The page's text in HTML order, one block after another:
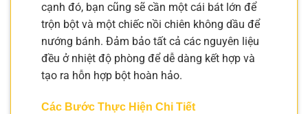
cạnh đó, bạn cũng sẽ cần một cái bát lớn để
trộn bột và một chiếc nồi chiên không dầu để
nướng bánh. Đảm bảo tất cả các nguyên liệu
đều ở nhiệt độ phòng để dễ dàng kết hợp và
tạo ra hỗn hợp bột hoàn hảo.
Các Bước Thực Hiện Chi Tiết